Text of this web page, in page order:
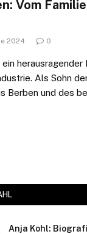
Vom
2024 0
herausragender
Als Sohn
Berben und des
Anja Kohl: